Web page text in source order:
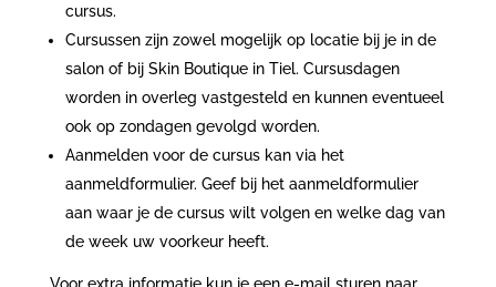
cursus.
Cursussen zijn zowel mogelijk op locatie bij je in de
salon of bij Skin Boutique in Tiel. Cursusdagen
worden in overleg vastgesteld en kunnen eventueel
ook op zondagen gevolgd worden.
Aanmelden voor de cursus kan via het
aanmeldformulier. Geef bij het aanmeldformulier
aan waar je de cursus wilt volgen en welke dag van
de week uw voorkeur heeft.